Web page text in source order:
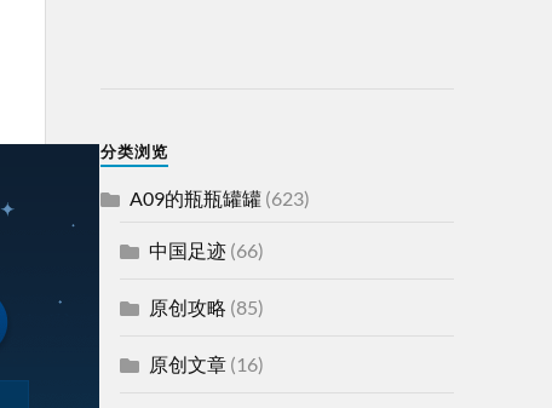
分类浏览
A09的瓶瓶罐罐(623)
中国足迹(66)
原创攻略 (85)
原创文章(16)